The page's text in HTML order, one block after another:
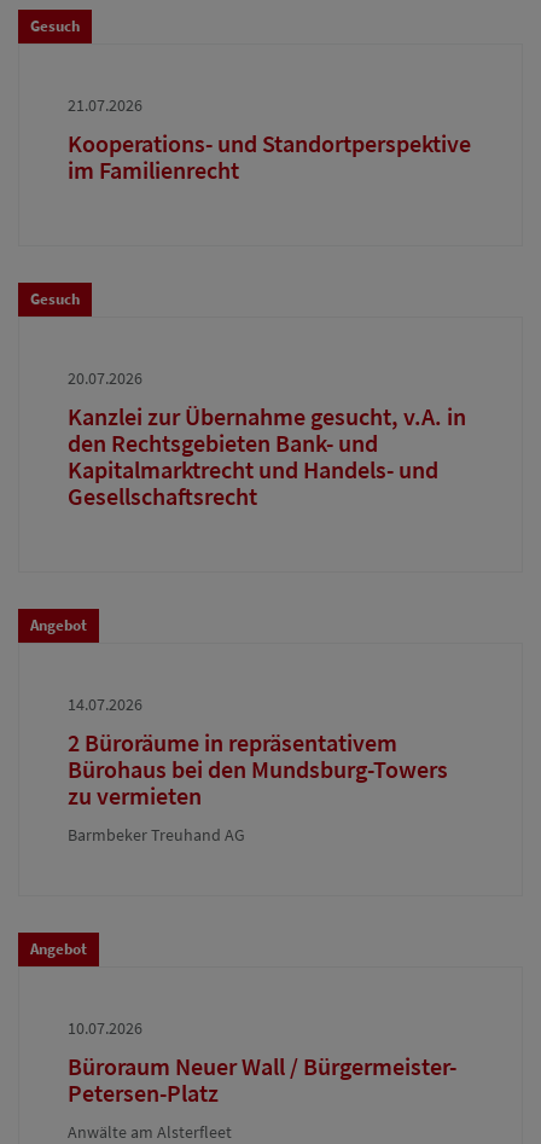
Gesuch
21.07.2026
Kooperations- und Standortperspektive
im Familienrecht
Gesuch
20.07.2026
Kanzlei zur Übernahme gesucht, v.A. in
den Rechtsgebieten Bank- und
Kapitalmarktrecht und Handels- und
Gesellschaftsrecht
Angebot
14.07.2026
2 Büroräume in repräsentativem
Bürohaus bei den Mundsburg-Towers
zu vermieten
Barmbeker Treuhand AG
Angebot
10.07.2026
Büroraum Neuer Wall / Bürgermeister-
Petersen-Platz
Anwälte am Alsterfleet